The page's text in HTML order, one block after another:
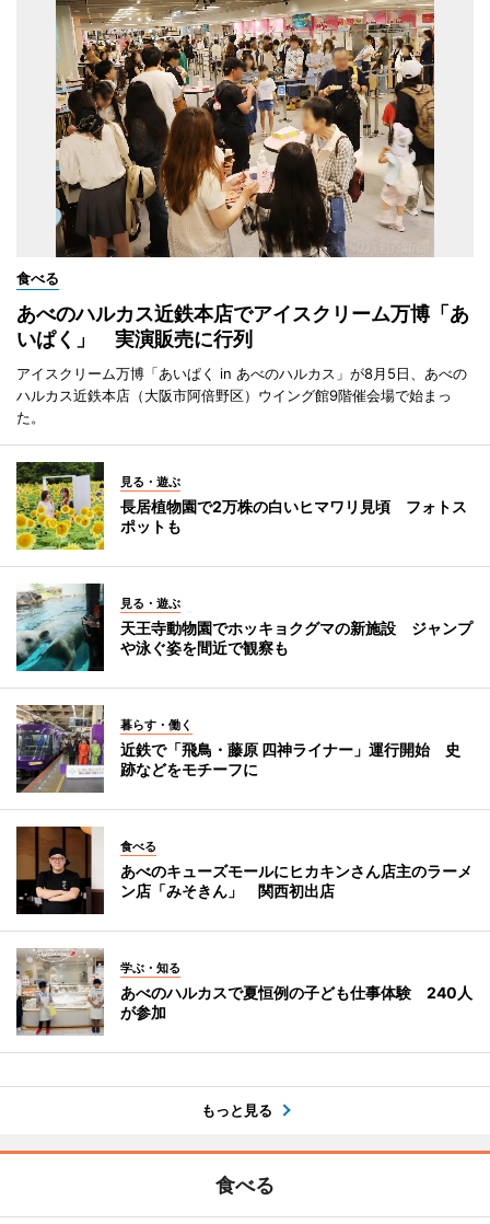
食べる
あべのハルカス近鉄本店でアイスクリーム万博「あ
いぱく」 実演販売に行列
アイスクリーム万博「あいぱく in あべのハルカス」が8月5日、あべの
ハルカス近鉄本店（大阪市阿倍野区）ウイング館9階催会場で始まっ
た。
見る・遊ぶ
長居植物園で2万株の白いヒマワリ見頃 フォトス
ポットも
見る・遊ぶ
天王寺動物園でホッキョクグマの新施設 ジャンプ
や泳ぐ姿を間近で観察も
暮らす・働く
近鉄で「飛鳥・藤原 四神ライナー」運行開始 史
跡などをモチーフに
食べる
あべのキューズモールにヒカキンさん店主のラーメ
ン店「みそきん」 関西初出店
学ぶ・知る
あべのハルカスで夏恒例の子ども仕事体験 240人
が参加
もっと見る
食べる